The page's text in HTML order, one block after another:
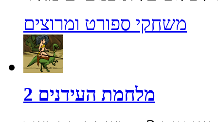
משחקי ספורט ומרוצים
מלחמת העידנים 2